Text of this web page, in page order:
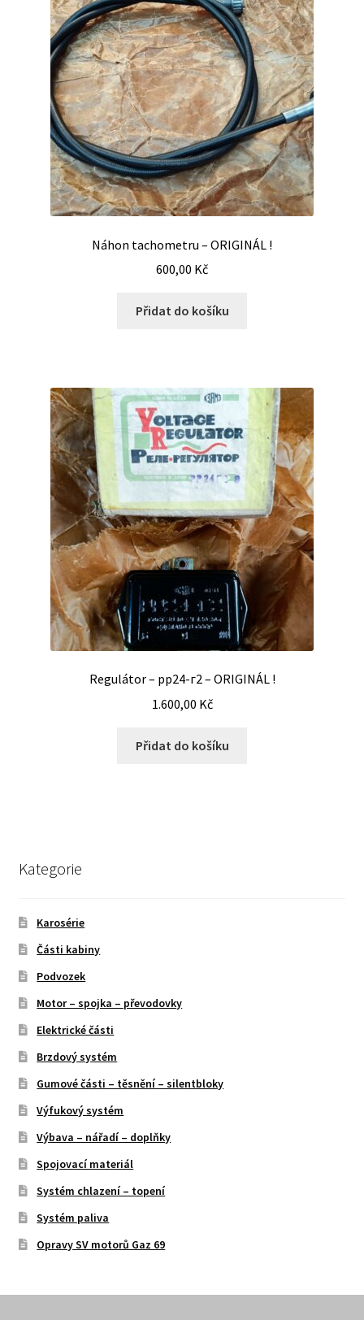
Náhon tachometru – ORIGINÁL !
600,00 Kč
Přidat do košíku
Regulátor – рр24-г2 – ORIGINÁL !
1.600,00 Kč
Přidat do košíku
Kategorie
Karosérie
Části kabiny
Podvozek
Motor – spojka – převodovky
Elektrické části
Brzdový systém
Gumové části – těsnění – silentbloky
Výfukový systém
Výbava – nářadí – doplňky
Spojovací materiál
Systém chlazení – topení
Systém paliva
Opravy SV motorů Gaz 69